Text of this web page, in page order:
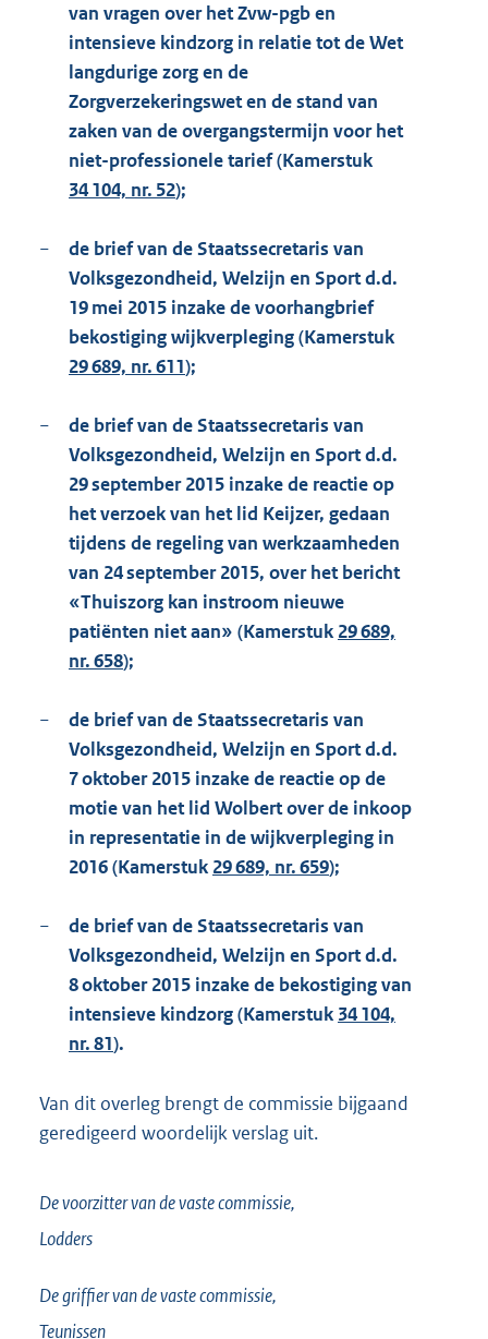
van vragen over het Zvw-pgb en
intensieve kindzorg in relatie tot de Wet
langdurige zorg en de
Zorgverzekeringswet en de stand van
zaken van de overgangstermijn voor het
niet-professionele tarief (Kamerstuk
34 104, nr. 52);
−
de brief van de Staatssecretaris van
Volksgezondheid, Welzijn en Sport d.d.
19 mei 2015 inzake de voorhangbrief
bekostiging wijkverpleging (Kamerstuk
29 689, nr. 611);
−
de brief van de Staatssecretaris van
Volksgezondheid, Welzijn en Sport d.d.
29 september 2015 inzake de reactie op
het verzoek van het lid Keijzer, gedaan
tijdens de regeling van werkzaamheden
van 24 september 2015, over het bericht
«Thuiszorg kan instroom nieuwe
patiënten niet aan» (Kamerstuk 29 689,
nr. 658);
−
de brief van de Staatssecretaris van
Volksgezondheid, Welzijn en Sport d.d.
7 oktober 2015 inzake de reactie op de
motie van het lid Wolbert over de inkoop
in representatie in de wijkverpleging in
2016 (Kamerstuk 29 689, nr. 659);
−
de brief van de Staatssecretaris van
Volksgezondheid, Welzijn en Sport d.d.
8 oktober 2015 inzake de bekostiging van
intensieve kindzorg (Kamerstuk 34 104,
nr. 81).
Van dit overleg brengt de commissie bijgaand
geredigeerd woordelijk verslag uit.
De voorzitter van de vaste commissie,
Lodders
De griffier van de vaste commissie,
Teunissen